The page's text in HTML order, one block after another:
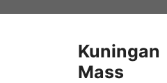
Kuningan
Mass